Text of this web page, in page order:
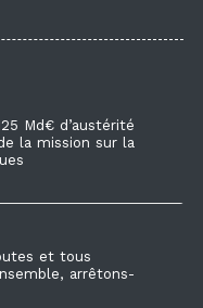
Md€ d’austérité
la mission sur la
et tous
arrêtons-